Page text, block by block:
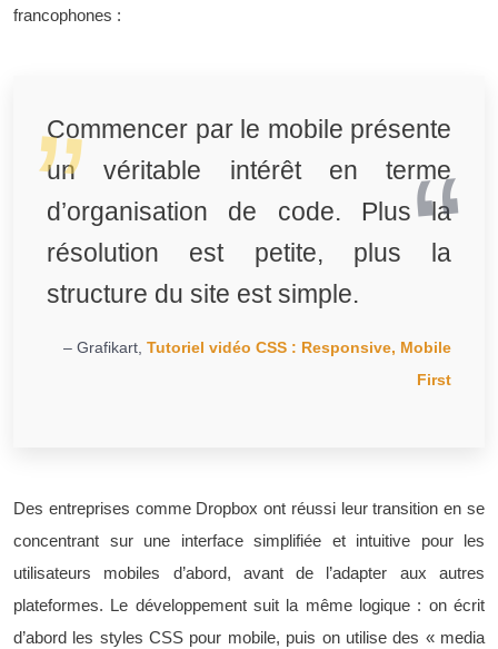
francophones :
Commencer par le mobile présente
un véritable intérêt en terme
d’organisation de code. Plus la
résolution est petite, plus la
structure du site est simple.
– Grafikart, Tutoriel vidéo CSS : Responsive, Mobile
First
Des entreprises comme Dropbox ont réussi leur transition en se
concentrant sur une interface simplifiée et intuitive pour les
utilisateurs mobiles d’abord, avant de l’adapter aux autres
plateformes. Le développement suit la même logique : on écrit
d’abord les styles CSS pour mobile, puis on utilise des « media